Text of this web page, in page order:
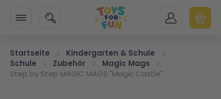
SUCHE MEIN KONTO
Startseite
Kindergarten & Schule
Schule
Zubehör
Magic Mags
Step by Step MAGIC MAGS "Magic Castle"